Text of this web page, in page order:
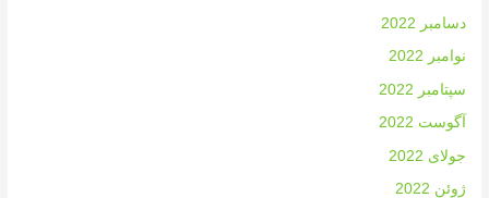
دسامبر 2022
نوامبر 2022
سپتامبر 2022
آگوست 2022
جولای 2022
ژوئن 2022